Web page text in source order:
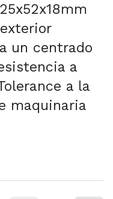
un centrado
a
a la
maquinaria